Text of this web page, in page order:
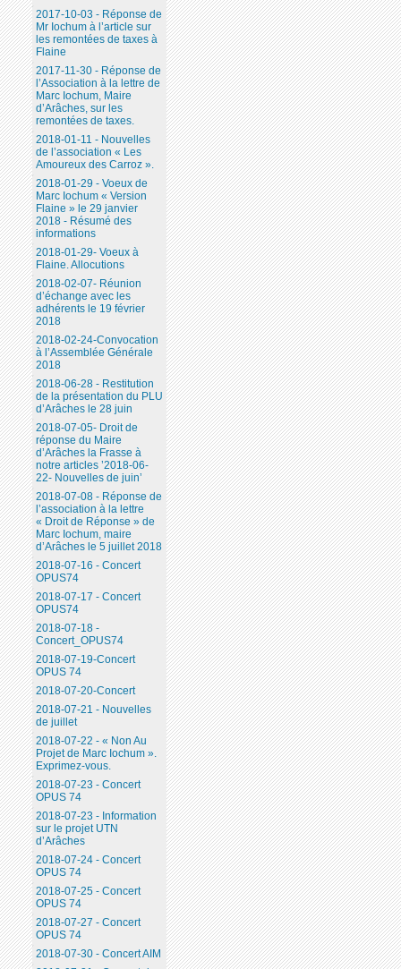
2017-10-03 - Réponse de
Mr Iochum à l’article sur
les remontées de taxes à
Flaine
2017-11-30 - Réponse de
l’Association à la lettre de
Marc Iochum, Maire
d’Arâches, sur les
remontées de taxes.
2018-01-11 - Nouvelles
de l’association « Les
Amoureux des Carroz ».
2018-01-29 - Voeux de
Marc Iochum « Version
Flaine » le 29 janvier
2018 - Résumé des
informations
2018-01-29- Voeux à
Flaine. Allocutions
2018-02-07- Réunion
d’échange avec les
adhérents le 19 février
2018
2018-02-24-Convocation
à l’Assemblée Générale
2018
2018-06-28 - Restitution
de la présentation du PLU
d’Arâches le 28 juin
2018-07-05- Droit de
réponse du Maire
d’Arâches la Frasse à
notre articles ’2018-06-
22- Nouvelles de juin’
2018-07-08 - Réponse de
l’association à la lettre
« Droit de Réponse » de
Marc Iochum, maire
d’Arâches le 5 juillet 2018
2018-07-16 - Concert
OPUS74
2018-07-17 - Concert
OPUS74
2018-07-18 -
Concert_OPUS74
2018-07-19-Concert
OPUS 74
2018-07-20-Concert
2018-07-21 - Nouvelles
de juillet
2018-07-22 - « Non Au
Projet de Marc Iochum ».
Exprimez-vous.
2018-07-23 - Concert
OPUS 74
2018-07-23 - Information
sur le projet UTN
d’Arâches
2018-07-24 - Concert
OPUS 74
2018-07-25 - Concert
OPUS 74
2018-07-27 - Concert
OPUS 74
2018-07-30 - Concert AIM